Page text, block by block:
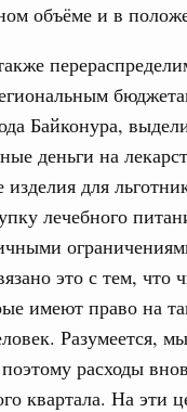
объёме и в
Байконура,
деньги на
для
лечебного
это с тем, что
имеют право на
Разумеется,
поэтому расходы
квартала. На эти
(2026 год,
мая, четверг
(2026 год,
мая, четверг
(2026 год,